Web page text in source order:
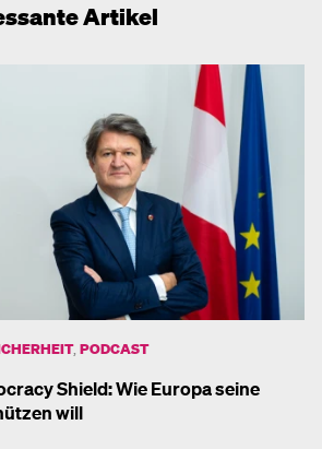
Artikel
, PODCAST
Shield: Wie Europa seine
will